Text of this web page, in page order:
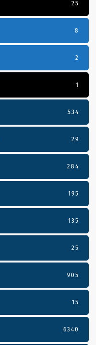
25
8
2
1
534
29
284
195
135
25
905
15
6340